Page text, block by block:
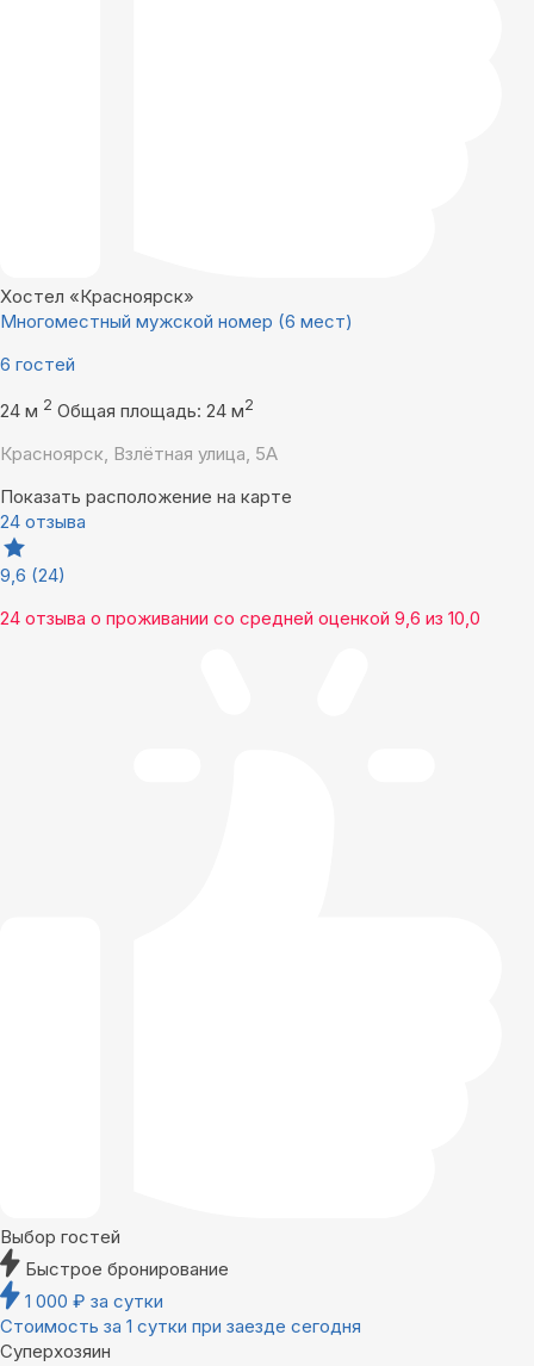
Хостел «Красноярск»
Многоместный мужской номер (6 мест)
6 гостей
24 м 2 Общая площадь: 24 м2
Красноярск, Взлётная улица, 5А
Показать расположение на карте
24 отзыва
9,6 (24)
24 отзыва о проживании со средней оценкой 9,6 из 10,0
Выбор гостей
Быстрое бронирование
1 000 ₽ за сутки
Стоимость за 1 сутки при заезде сегодня
Суперхозяин